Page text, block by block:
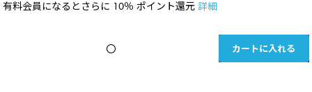
有料会員になるとさらに 10％ ポイント還元詳細
〇 カートに入れる